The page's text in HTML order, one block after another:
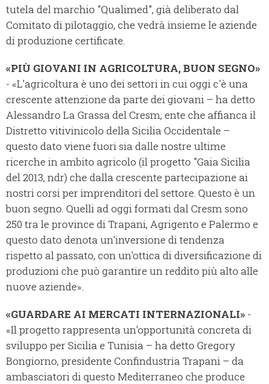
tutela del marchio "Qualimed", già deliberato dal
Comitato di pilotaggio, che vedrà insieme le aziende
di produzione certificate.
«PIÙ GIOVANI IN AGRICOLTURA, BUON SEGNO»
- «L'agricoltura è uno dei settori in cui oggi c'è una
crescente attenzione da parte dei giovani – ha detto
Alessandro La Grassa del Cresm, ente che affianca il
Distretto vitivinicolo della Sicilia Occidentale –
questo dato viene fuori sia dalle nostre ultime
ricerche in ambito agricolo (il progetto "Gaia Sicilia
del 2013, ndr) che dalla crescente partecipazione ai
nostri corsi per imprenditori del settore. Questo è un
buon segno. Quelli ad oggi formati dal Cresm sono
250 tra le province di Trapani, Agrigento e Palermo e
questo dato denota un'inversione di tendenza
rispetto al passato, con un'ottica di diversificazione di
produzioni che può garantire un reddito più alto alle
nuove aziende».
«GUARDARE AI MERCATI INTERNAZIONALI» -
«Il progetto rappresenta un'opportunità concreta di
sviluppo per Sicilia e Tunisia – ha detto Gregory
Bongiorno, presidente Confindustria Trapani – da
ambasciatori di questo Mediterraneo che produce